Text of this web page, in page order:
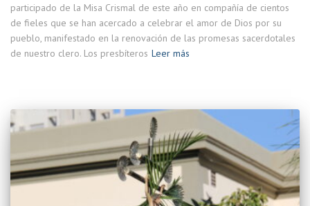
participado de la Misa Crismal de este año en compañía de cientos
de fieles que se han acercado a celebrar el amor de Dios por su
pueblo, manifestado en la renovación de las promesas sacerdotales
de nuestro clero. Los presbíteros Leer más